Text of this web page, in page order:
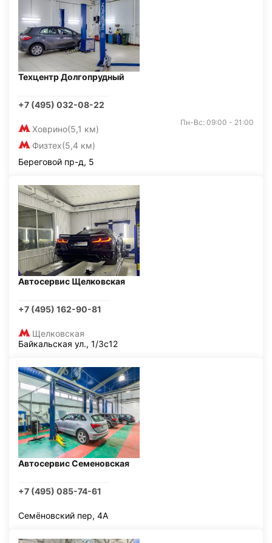
Техцентр Долгопрудный
+7 (495) 032-08-22
Ховрино(5,1 км)
Физтех(5,4 км)
Пн-Вс: 09:00 - 21:00
Береговой пр-д, 5
Автосервис Щелковская
+7 (495) 162-90-81
Щелковская
Байкальская ул., 1/3с12
Автосервис Семеновская
+7 (495) 085-74-61
Семёновский пер, 4А